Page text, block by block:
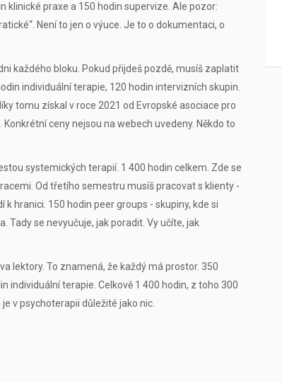
klinické praxe a 150 hodin supervize. Ale pozor:
Není to jen o výuce. Je to o dokumentaci, o
každého bloku. Pokud přijdeš pozdě, musíš zaplatit
individuální terapie, 120 hodin intervizních skupin.
tomu získal v roce 2021 od Evropské asociace pro
ceny nejsou na webech uvedeny. Někdo to
systemických terapií. 1 400 hodin celkem. Zde se
Od třetího semestru musíš pracovat s klienty -
hranici. 150 hodin peer groups - skupiny, kde si
Tady se nevyučuje, jak poradit. Vy učíte, jak
lektory. To znamená, že každý má prostor. 350
individuální terapie. Celkově 1 400 hodin, z toho 300
v psychoterapii důležité jako nic.